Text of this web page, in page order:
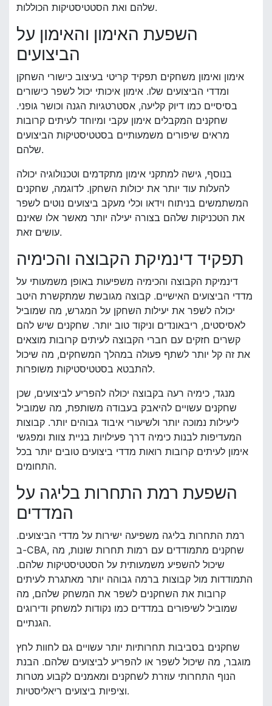
שלהם ואת הסטטיסטיקות הכוללות.
השפעת האימון והאימון על
הביצועים
אימון ואימון משחקים תפקיד קריטי בעיצוב כישורי השחקן
ומדדי הביצועים שלו. אימון איכותי יכול לשפר כישורים
בסיסיים כמו דיוק קליעה, אסטרטגיות הגנה וכושר גופני.
שחקנים המקבלים אימון עקבי ומיוחד לעיתים קרובות
מראים שיפורים משמעותיים בסטטיסטיקות הביצועים
שלהם.
בנוסף, גישה למתקני אימון מתקדמים וטכנולוגיה יכולה
להעלות עוד יותר את יכולות השחקן. לדוגמה, שחקנים
המשתמשים בניתוח וידאו וכלי מעקב ביצועים נוטים לשפר
את הטכניקות שלהם בצורה יעילה יותר מאשר אלו שאינם
עושים זאת.
תפקיד דינמיקת הקבוצה והכימיה
דינמיקת הקבוצה והכימיה משפיעות באופן משמעותי על
מדדי הביצועים האישיים. קבוצה מגובשת שמתקשרת היטב
יכולה לשפר את יעילות השחקן על המגרש, מה שמוביל
לאסיסטים, ריבאונדים וניקוד טוב יותר. שחקנים שיש להם
קשרים חזקים עם חברי הקבוצה לעיתים קרובות מוצאים
את זה קל יותר לשתף פעולה במהלך המשחקים, מה שיכול
להתבטא בסטטיסטיקות משופרות.
מנגד, כימיה רעה בקבוצה יכולה להפריע לביצועים, שכן
שחקנים עשויים להיאבק בעבודה משותפת, מה שמוביל
ליעילות נמוכה יותר ולשיעורי איבוד גבוהים יותר. קבוצות
המעדיפות לבנות כימיה דרך פעילויות בניית צוות ומפגשי
אימון לעיתים קרובות רואות מדדי ביצועים טובים יותר בכל
התחומים.
השפעת רמת התחרות בליגה על
המדדים
רמת התחרות בליגה משפיעה ישירות על מדדי הביצועים.
ב-CBA, שחקנים מתמודדים עם רמות תחרות שונות, מה
שיכול להשפיע משמעותית על הסטטיסטיקות שלהם.
התמודדות מול קבוצות ברמה גבוהה יותר מאתגרת לעיתים
קרובות את השחקנים לשפר את המשחק שלהם, מה
שמוביל לשיפורים במדדים כמו נקודות למשחק ודירוגים
הגנתיים.
שחקנים בסביבות תחרותיות יותר עשויים גם לחוות לחץ
מוגבר, מה שיכול לשפר או להפריע לביצועים שלהם. הבנת
הנוף התחרותי עוזרת לשחקנים ומאמנים לקבוע מטרות
וציפיות ביצועים ריאליסטיות.